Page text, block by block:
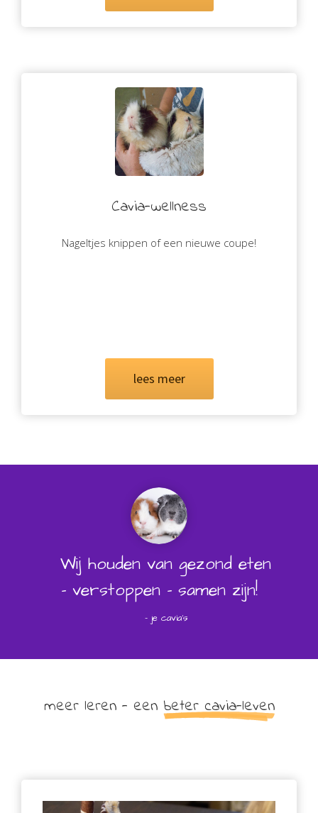
Cavia-wellness
Nageltjes knippen of een nieuwe coupe!
lees meer
Wij houden van gezond eten
- verstoppen - samen zijn!
- je cavia's
meer leren - een beter cavia-leven